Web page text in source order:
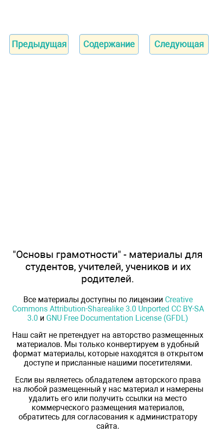
Предыдущая Содержание Следующая
"Основы грамотности" - материалы для
студентов, учителей, учеников и их
родителей.
Все материалы доступны по лицензии Creative
Commons Attribution-Sharealike 3.0 Unported CC BY-SA
3.0 и GNU Free Documentation License (GFDL)
Наш сайт не претендует на авторство размещенных
материалов. Мы только конвертируем в удобный
формат материалы, которые находятся в открытом
доступе и присланные нашими посетителями.
Если вы являетесь обладателем авторского права
на любой размещенный у нас материал и намерены
удалить его или получить ссылки на место
коммерческого размещения материалов,
обратитесь для согласования к администратору
сайта.